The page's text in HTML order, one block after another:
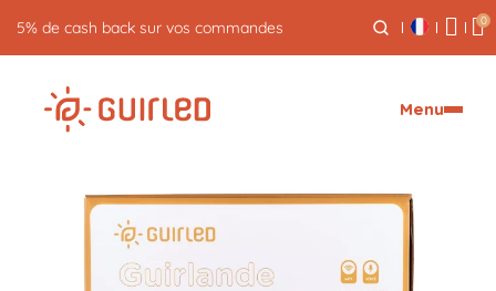
Retour gratuit pendant 30 jours 0
Menu